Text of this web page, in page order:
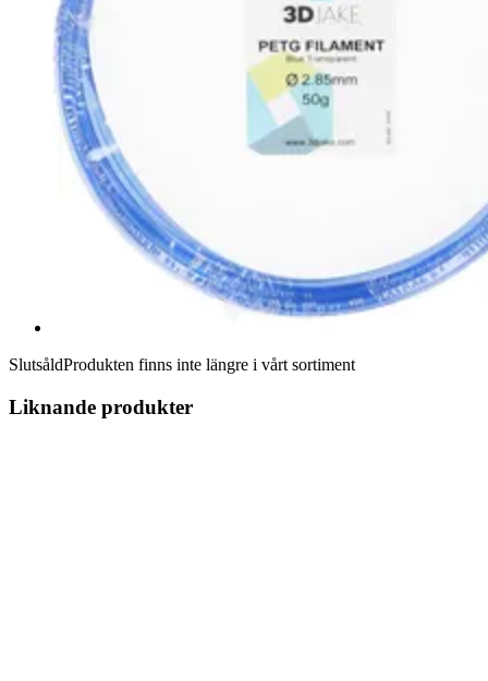
SlutsåldProdukten finns inte längre i vårt sortiment
Liknande produkter